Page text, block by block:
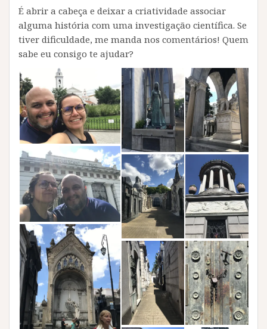
É abrir a cabeça e deixar a criatividade associar
alguma história com uma investigação científica. Se
tiver dificuldade, me manda nos comentários! Quem
sabe eu consigo te ajudar?